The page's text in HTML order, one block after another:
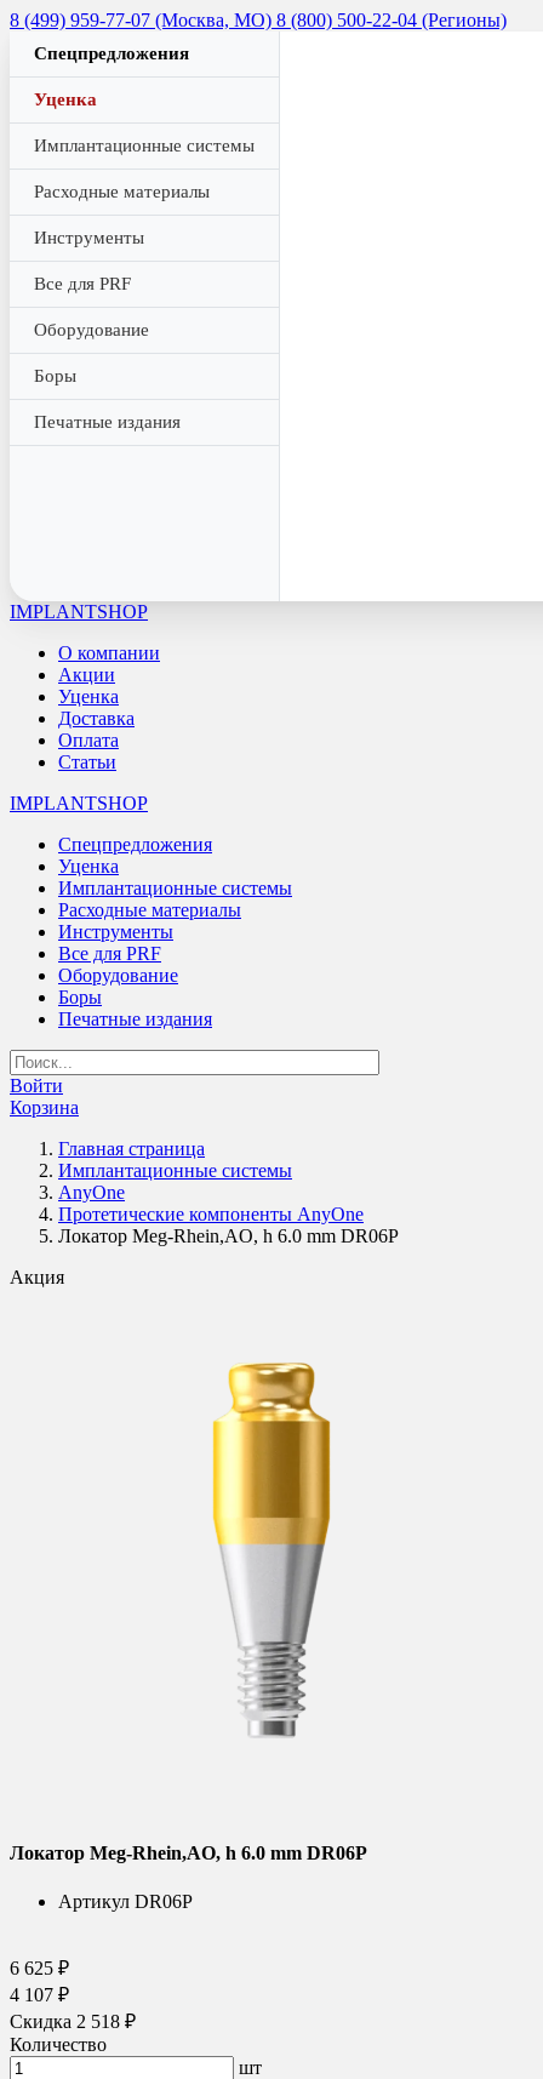
8 (499) 959-77-07 (Москва, МО) 8 (800) 500-22-04 (Регионы)
Спецпредложения
Уценка
Имплантационные системы
Расходные материалы
Инструменты
Все для PRF
Оборудование
Боры
Печатные издания
IMPLANTSHOP
О компании
Акции
Уценка
Доставка
Оплата
Статьи
IMPLANTSHOP
Спецпредложения
Уценка
Имплантационные системы
Расходные материалы
Инструменты
Все для PRF
Оборудование
Боры
Печатные издания
Войти
Корзина
Главная страница
Имплантационные системы
AnyOne
Протетические компоненты AnyOne
Локатор Meg-Rhein,AO, h 6.0 mm DR06P
Акция
Локатор Meg-Rhein,AO, h 6.0 mm DR06P
Артикул DR06P
6 625 ₽
4 107 ₽
Скидка 2 518 ₽
Количество
шт